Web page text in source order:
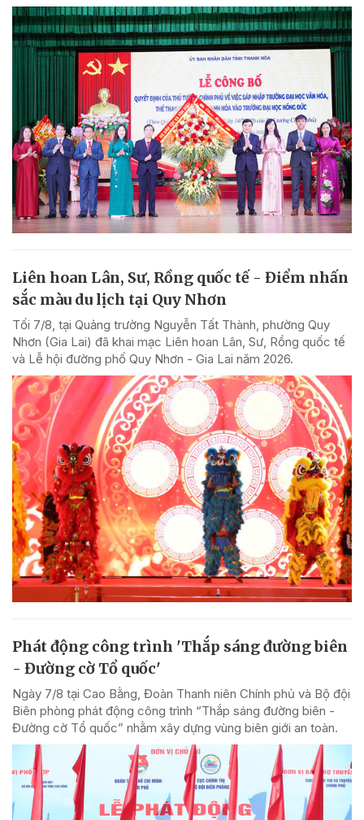
Liên hoan Lân, Sư, Rồng quốc tế - Điểm nhấn
sắc màu du lịch tại Quy Nhơn
Tối 7/8, tại Quảng trường Nguyễn Tất Thành, phường Quy
Nhơn (Gia Lai) đã khai mạc Liên hoan Lân, Sư, Rồng quốc tế
và Lễ hội đường phố Quy Nhơn - Gia Lai năm 2026.
Phát động công trình 'Thắp sáng đường biên
- Đường cờ Tổ quốc'
Ngày 7/8 tại Cao Bằng, Đoàn Thanh niên Chính phủ và Bộ đội
Biên phòng phát động công trình “Thắp sáng đường biên -
Đường cờ Tổ quốc” nhằm xây dựng vùng biên giới an toàn.